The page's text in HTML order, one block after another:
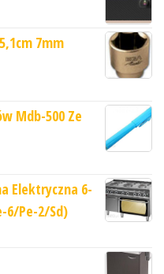
7mm
Mdb-500 Ze
Elektryczna 6-
6/Pe-2/Sd)